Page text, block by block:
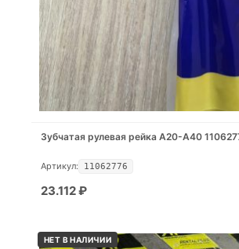
Зубчатая рулевая рейка A20-A40
Артикул: 11062776
23.112₽
НЕТ В НАЛИЧИИ